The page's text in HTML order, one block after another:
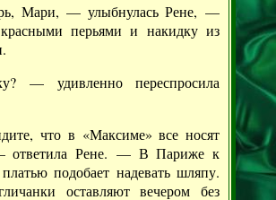
Мари, — улыбнулась Рене, —
перьями и накидку из
— удивленно переспросила
что в «Максиме» все носят
ответила Рене. — В Париже к
подобает надевать шляпу.
оставляют вечером без